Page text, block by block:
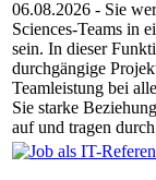
06.08.2026 - Sie
Sciences-Teams in
sein. In dieser
durchgängige
Teamleistung bei
Sie starke
auf und tragen